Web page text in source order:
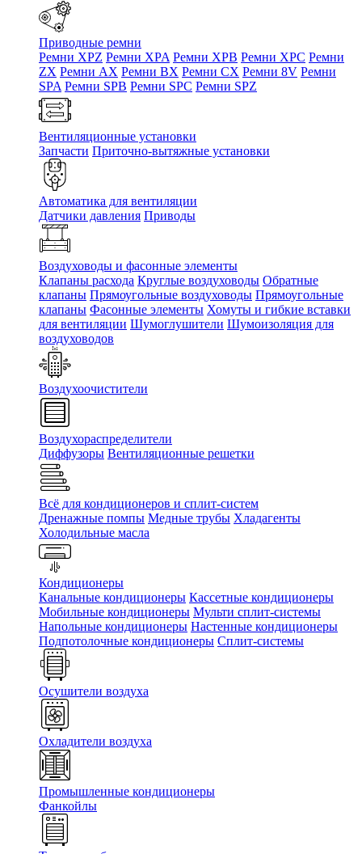
Приводные ремни
Ремни XPZ Ремни XPA Ремни XPB Ремни XPC Ремни
ZX Ремни AX Ремни BX Ремни CX Ремни 8V Ремни
SPA Ремни SPB Ремни SPC Ремни SPZ
Вентиляционные установки
Запчасти Приточно-вытяжные установки
Автоматика для вентиляции
Датчики давления Приводы
Воздуховоды и фасонные элементы
Клапаны расхода Круглые воздуховоды Обратные
клапаны Прямоугольные воздуховоды Прямоугольные
клапаны Фасонные элементы Хомуты и гибкие вставки
для вентиляции Шумоглушители Шумоизоляция для
воздуховодов
Воздухоочистители
Воздухораспределители
Диффузоры Вентиляционные решетки
Всё для кондиционеров и сплит-систем
Дренажные помпы Медные трубы Хладагенты
Холодильные масла
Кондиционеры
Канальные кондиционеры Кассетные кондиционеры
Мобильные кондиционеры Мульти сплит-системы
Напольные кондиционеры Настенные кондиционеры
Подпотолочные кондиционеры Сплит-системы
Осушители воздуха
Охладители воздуха
Промышленные кондиционеры
Фанкойлы